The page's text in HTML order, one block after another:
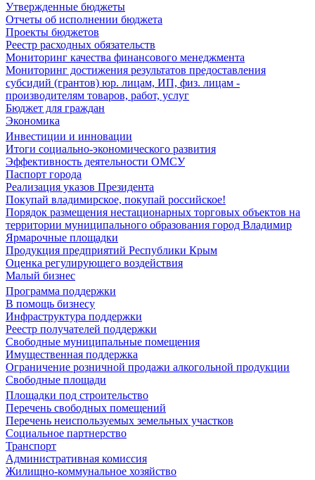
Утвержденные бюджеты
Отчеты об исполнении бюджета
Проекты бюджетов
Реестр расходных обязательств
Мониторинг качества финансового менеджмента
Мониторинг достижения результатов предоставления
субсидий (грантов) юр. лицам, ИП, физ. лицам -
производителям товаров, работ, услуг
Бюджет для граждан
Экономика
Инвестиции и инновации
Итоги социально-экономического развития
Эффективность деятельности ОМСУ
Паспорт города
Реализация указов Президента
Покупай владимирское, покупай российское!
Порядок размещения нестационарных торговых объектов на
территории муниципального образования город Владимир
Ярмарочные площадки
Продукция предприятий Республики Крым
Оценка регулирующего воздействия
Малый бизнес
Программа поддержки
В помощь бизнесу
Инфраструктура поддержки
Реестр получателей поддержки
Свободные муниципальные помещения
Имущественная поддержка
Ограничение розничной продажи алкогольной продукции
Свободные площади
Площадки под строительство
Перечень свободных помещений
Перечень неиспользуемых земельных участков
Социальное партнерство
Транспорт
Административная комиссия
Жилищно-коммунальное хозяйство